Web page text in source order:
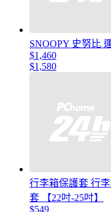
SNOOPY 史努比
$1,460
$1,580
行李箱保護套 行
套 【22吋-25吋】
$549